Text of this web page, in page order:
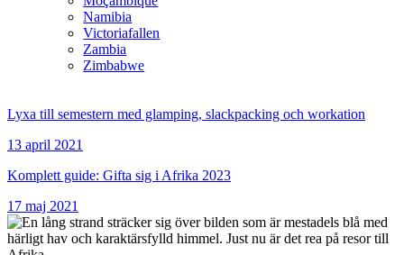
Namibia
Victoriafallen
Zambia
Zimbabwe
Lyxa till semestern med glamping, slackpacking och workation
13 april 2021
Komplett guide: Gifta sig i Afrika 2023
17 maj 2021